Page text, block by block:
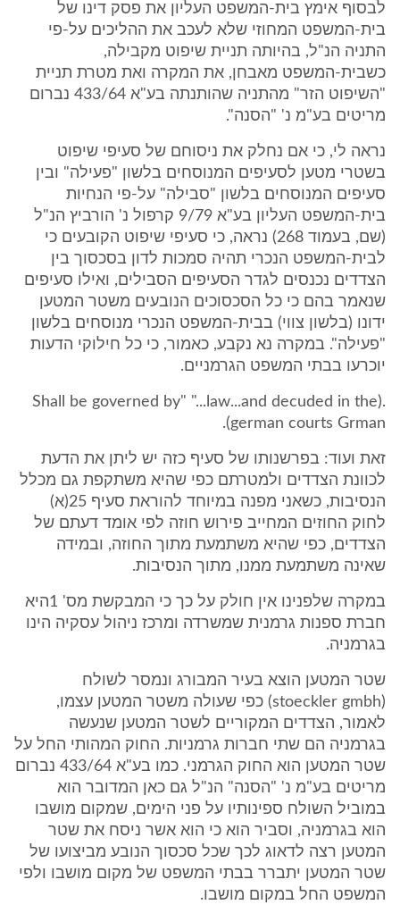
לבסוף אימץ בית-המשפט העליון את פסק דינו של
בית-המשפט המחוזי שלא לעכב את ההליכים על-פי
התניה הנ"ל, בהיותה תניית שיפוט מקבילה,
כשבית-המשפט מאבחן, את המקרה ואת מטרת תניית
"השיפוט הזר" מהתניה שהותנתה בע"א 433/64 נברום
מריטים בע"מ נ' "הסנה".
נראה לי, כי אם נחלק את ניסוחם של סעיפי שיפוט
בשטרי מטען לסעיפים המנוסחים בלשון "פעילה" ובין
סעיפים המנוסחים בלשון "סבילה" על-פי הנחיות
בית-המשפט העליון בע"א 9/79 קרפול נ' הורביץ הנ"ל
(שם, בעמוד 268) נראה, כי סעיפי שיפוט הקובעים כי
לבית-המשפט הנכרי תהיה סמכות לדון בסכסוך בין
הצדדים נכנסים לגדר הסעיפים הסבילים, ואילו סעיפים
שנאמר בהם כי כל הסכסוכים הנובעים משטר המטען
ידונו (בלשון צווי) בבית-המשפט הנכרי מנוסחים בלשון
"פעילה". במקרה נא נקבע, כאמור, כי כל חילוקי הדעות
יוכרעו בבתי המשפט הגרמניים.
.(Shall be governed by" "...law...and decuded in the
german courts Grman).
זאת ועוד: בפרשנותו של סעיף כזה יש ליתן את הדעת
לכוונת הצדדים ולמטרתם כפי שהיא משתקפת גם מכלל
הנסיבות, כשאני מפנה במיוחד להוראת סעיף 25(א)
לחוק החוזים המחייב פירוש חוזה לפי אומד דעתם של
הצדדים, כפי שהיא משתמעת מתוך החוזה, ובמידה
שאינה משתמעת ממנו, מתוך הנסיבות.
במקרה שלפנינו אין חולק על כך כי המבקשת מס' 1היא
חברת ספנות גרמנית שמשרדה ומרכז ניהול עסקיה הינו
בגרמניה.
שטר המטען הוצא בעיר המבורג ונמסר לשולח
(stoeckler gmbh) כפי שעולה משטר המטען עצמו,
לאמור, הצדדים המקוריים לשטר המטען שנעשה
בגרמניה הם שתי חברות גרמניות. החוק המהותי החל על
שטר המטען הוא החוק הגרמני. כמו בע"א 433/64 נברום
מריטים בע"מ נ' "הסנה" הנ"ל גם כאן המדובר הוא
במוביל השולח ספינותיו על פני הימים, שמקום מושבו
הוא בגרמניה, וסביר הוא כי הוא אשר ניסח את שטר
המטען רצה לדאוג לכך שכל סכסוך הנובע מביצועו של
שטר המטען יתברר בבתי המשפט של מקום מושבו ולפי
המשפט החל במקום מושבו.